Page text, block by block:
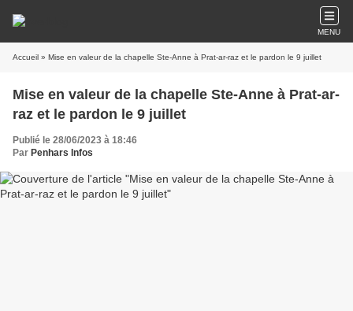
MENU
Accueil » Mise en valeur de la chapelle Ste-Anne à Prat-ar-raz et le pardon le 9 juillet
Mise en valeur de la chapelle Ste-Anne à Prat-ar-
raz et le pardon le 9 juillet
Publié le 28/06/2023 à 18:46
Par Penhars Infos